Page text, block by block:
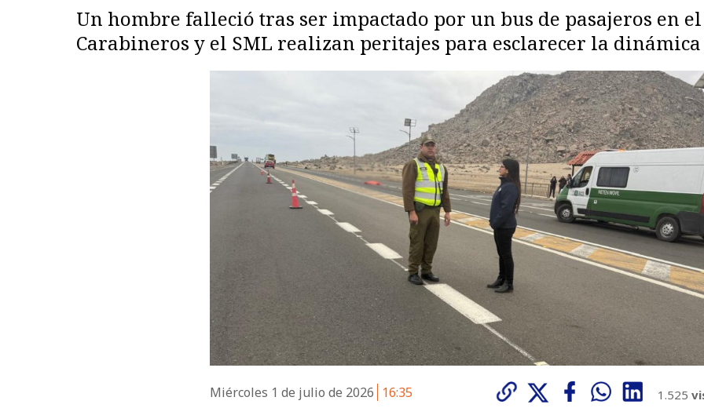
Un hombre falleció tras ser impactado por un bus de pasajeros en
Carabineros y el SML realizan peritajes para esclarecer la dinámica
Miércoles 1 de julio de 2026 16:35 1.525